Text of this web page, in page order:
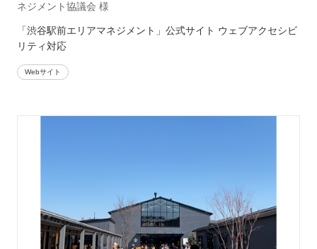
ネジメント協議会 様
「渋谷駅前エリアマネジメント」公式サイト ウェブアクセシビ
リティ対応
Webサイト